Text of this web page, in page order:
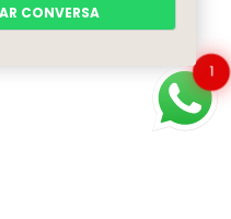
1
CONVERSA